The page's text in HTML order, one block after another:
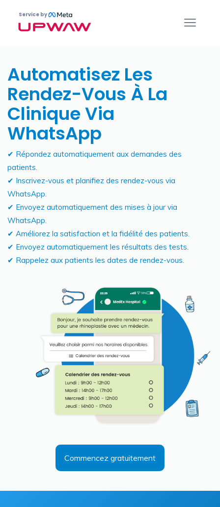
Service by
Automatisez Les
Rendez-Vous À La
Clinique Via
WhatsApp
✔ Répondez automatiquement aux demandes des
patients.
✔ Inscrivez-vous et planifiez des rendez-vous via
WhatsApp.
✔ Envoyez automatiquement des mises à jour via
WhatsApp.
✔ Améliorez la satisfaction et la fidélité des patients.
✔ Envoyez automatiquement les résultats des tests.
✔ Rappelez aux patients les dates de rendez-vous.
Commencez gratuitement